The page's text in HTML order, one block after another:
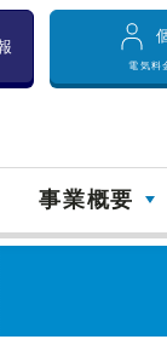
電気料
事業概要